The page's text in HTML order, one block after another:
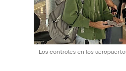
Los controles en los